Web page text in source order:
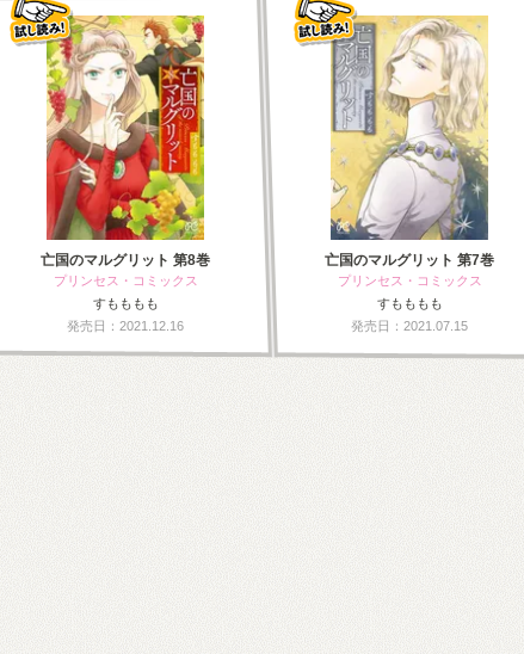
亡国のマルグリット 第8巻
プリンセス・コミックス
すもももも
発売日：2021.12.16
亡国のマルグリット 第7巻
プリンセス・コミックス
すもももも
発売日：2021.07.15